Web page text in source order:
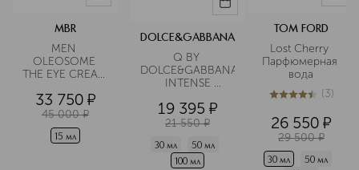
MBR
MEN
OLEOSOME
THE EYE CREAM
области вокруг
глаз
разглаживающий
33 750 ¤
45 000 ¤
15 мл
DOLCE&GABBANA
Q BY
DOLCE&GABBANA
INTENSE
вода
19 395 ¤
21 550 ¤
30 мл
50 мл
100 мл
TOM FORD
Lost Cherry
Парфюмерная
вода
4.4из53 (3)
26 550 ¤
29 500 ¤
30 мл
50 мл